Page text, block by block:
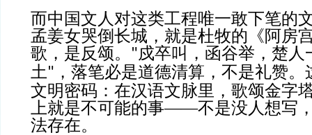
而中国文人对这类工程唯一敢下笔的
孟姜女哭倒长城，就是杜牧的《阿
歌，是反颂。
"戍卒叫，函谷举，楚人
土 " ，落笔必是道德清算，不是礼赞
文明密码：在汉语文脉里，歌颂金字
上就是不可能的事——不是没人想写
法存在。